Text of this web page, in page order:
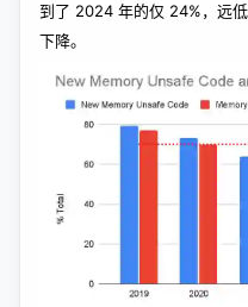
到了 2024 年的仅 24%，远
下降。